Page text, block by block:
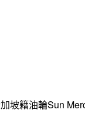
坡籍油輪Sun